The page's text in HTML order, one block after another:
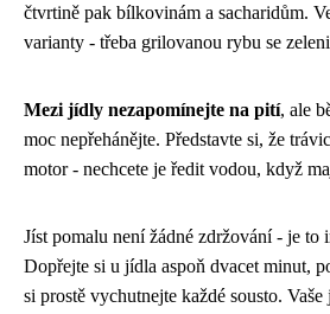
čtvrtině pak bílkovinám a sacharidům.
varianty - třeba grilovanou rybu se
Mezi jídly nezapomínejte na pití, ale
moc nepřehánějte. Představte si, že
motor - nechcete je ředit vodou, když
Jíst pomalu není žádné zdržování - je to
Dopřejte si u jídla aspoň dvacet minut,
si prostě vychutnejte každé sousto.